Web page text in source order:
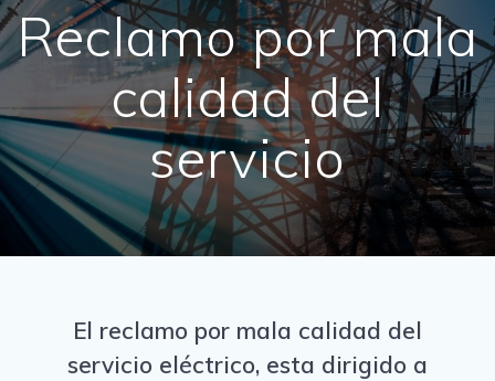
Reclamo por mala
calidad del
servicio
El reclamo por mala calidad del
servicio eléctrico, esta dirigido a